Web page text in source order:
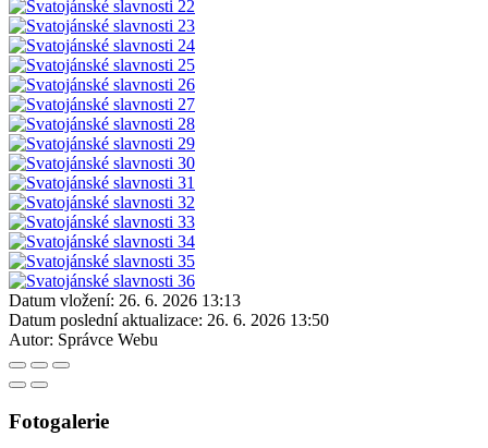
Datum vložení: 26. 6. 2026 13:13
Datum poslední aktualizace: 26. 6. 2026 13:50
Autor: Správce Webu
Fotogalerie